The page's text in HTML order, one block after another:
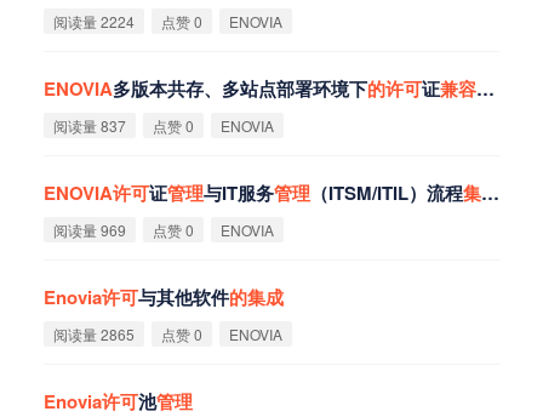
阅读量 2224 点赞 0 ENOVIA
ENOVIA多版本共存、多站点部署环境下的许可证兼容管
阅读量 837 点赞 0 ENOVIA
ENOVIA许可证管理与IT服务管理 （ITSM/ITIL）流程集成
阅读量 969 点赞 0 ENOVIA
Enovia许可与其他软件的集成
阅读量 2865 点赞 0 ENOVIA
Enovia许可池管理